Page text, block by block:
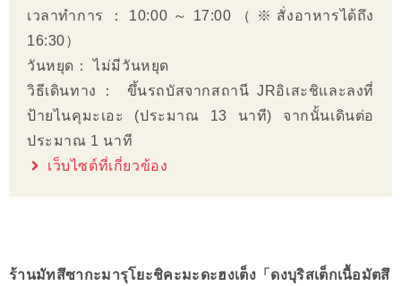
เวลาทำการ：10:00～17:00（※สั่งอาหารได้ถึง
16:30）
วันหยุด： ไม่มีวันหยุด
วิธีเดินทาง： ขึ้นรถบัสจากสถานี JRอิเสะชิและลงที่
ป้ายไนคุมะเอะ (ประมาณ 13 นาที) จากนั้นเดินต่อ
ประมาณ 1 นาที
เว็บไซต์ที่เกี่ยวข้อง
ร้านมัทสึซากะมารุโยะชิคะมะดะฮงเต็ง「ดงบุริสเต็กเนื้อมัตสึ